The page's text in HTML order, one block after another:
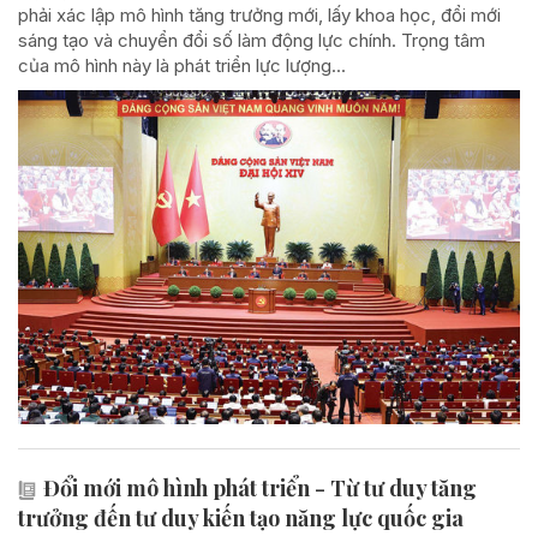
phải xác lập mô hình tăng trưởng mới, lấy khoa học, đổi mới
sáng tạo và chuyển đổi số làm động lực chính. Trọng tâm
của mô hình này là phát triển lực lượng...
Đổi mới mô hình phát triển - Từ tư duy tăng
trưởng đến tư duy kiến tạo năng lực quốc gia